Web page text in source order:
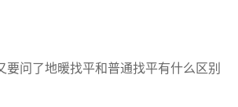
要问了地暖找平和普通找平有什么区别